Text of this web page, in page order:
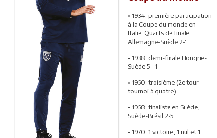
• 1934: première participation
à la Coupe du monde en
Italie. Quarts de finale
Allemagne-Suède 2-1.
• 1938: demi-finale Hongrie-
Suède 5 - 1
• 1950: troisième (2e tour
tournoi à quatre)
• 1958: finaliste en Suède,
Suède-Brésil 2-5
• 1970: 1 victoire, 1 nul et 1